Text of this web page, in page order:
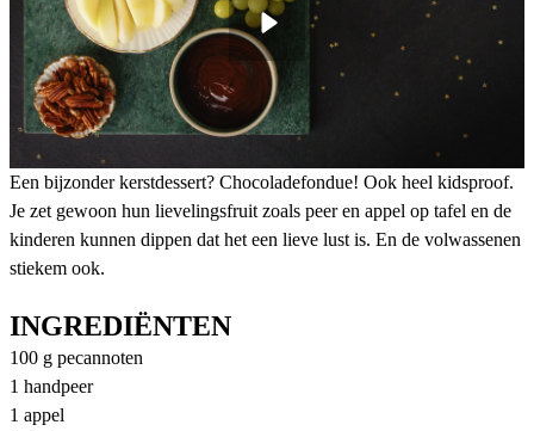
Een bijzonder kerstdessert? Chocoladefondue! Ook heel kidsproof.
Je zet gewoon hun lievelingsfruit zoals peer en appel op tafel en de
kinderen kunnen dippen dat het een lieve lust is. En de volwassenen
stiekem ook.
INGREDIËNTEN
100 g pecannoten
1 handpeer
1 appel